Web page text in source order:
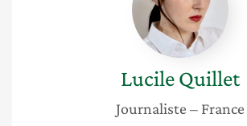
LucileQuillet
Journaliste – France